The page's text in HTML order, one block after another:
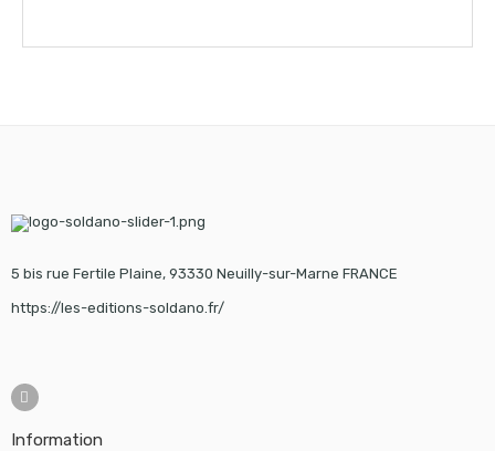
5 bis rue Fertile Plaine, 93330 Neuilly-sur-Marne FRANCE
https://les-editions-soldano.fr/
Information